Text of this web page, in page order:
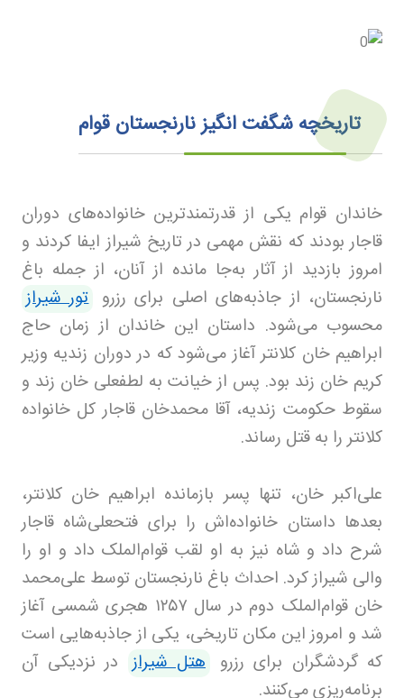
تاریخچه شگفت انگیز نارنجستان قوام
خاندان قوام یکی از قدرتمندترین خانواده‌های دوران
قاجار بودند که نقش مهمی در تاریخ شیراز ایفا کردند و
امروز بازدید از آثار به‌جا مانده از آنان، از جمله باغ
نارنجستان، از جاذبه‌های اصلی برای رزرو تور شیراز
محسوب می‌شود. داستان این خاندان از زمان حاج
ابراهیم خان کلانتر آغاز می‌شود که در دوران زندیه وزیر
کریم خان زند بود. پس از خیانت به لطفعلی خان زند و
سقوط حکومت زندیه، آقا محمدخان قاجار کل خانواده
کلانتر را به قتل رساند.
علی‌اکبر خان، تنها پسر بازمانده ابراهیم خان کلانتر،
بعدها داستان خانواده‌اش را برای فتحعلی‌شاه قاجار
شرح داد و شاه نیز به او لقب قوام‌الملک داد و او را
والی شیراز کرد. احداث باغ نارنجستان توسط علی‌محمد
خان قوام‌الملک دوم در سال ۱۲۵۷ هجری شمسی آغاز
شد و امروز این مکان تاریخی، یکی از جاذبه‌هایی است
که گردشگران برای رزرو هتل شیراز در نزدیکی آن
برنامه‌ریزی می‌کنند.